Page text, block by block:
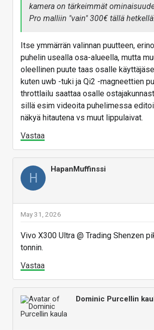
kamera on tärkeimmät
Pro malliin "vain" 300€ tällä hetkellä.
Itse ymmärrän valinnan puutteen,
puhelin usealla osa-alueella, mutta
oleellinen puute taas osalle
kuten uwb -tuki ja Qi2 -magneettien
throttlailu saattaa osalle
sillä esim videoita puhelimessa
näkyä hitautena vs muut lippulaivat.
Vastaa
H
HapanMuffinssi
May 31, 2026
Vivo X300 Ultra @ Trading Shenzen
tonnin.
Vastaa
Dominic Purcellin